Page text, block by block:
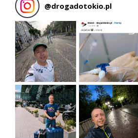
@drogadotokio.pl